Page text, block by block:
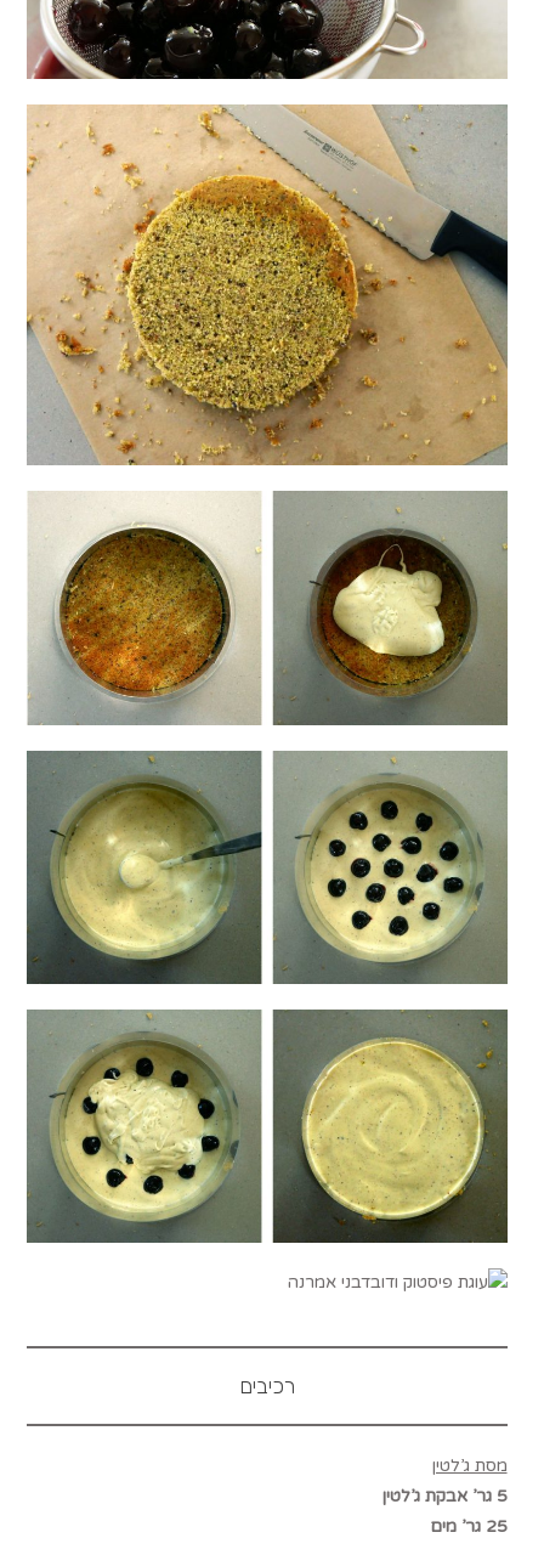
רכיבים
מסת ג’לטין
5 גר’ אבקת ג’לטין
25 גר’ מים